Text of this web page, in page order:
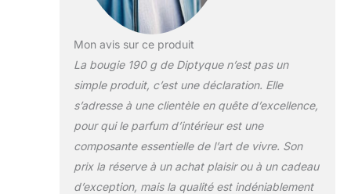
Mon avis sur ce produit
La bougie 190 g de Diptyque n’est pas un
simple produit, c’est une déclaration. Elle
s’adresse à une clientèle en quête d’excellence,
pour qui le parfum d’intérieur est une
composante essentielle de l’art de vivre. Son
prix la réserve à un achat plaisir ou à un cadeau
d’exception, mais la qualité est indéniablement